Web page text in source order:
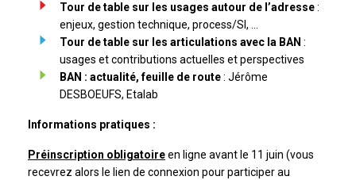
Tour de table sur les usages autour de l’adresse:
enjeux, gestion technique, process/SI, …
Tour de table sur les articulations avec la BAN :
usages et contributions actuelles et perspectives
BAN : actualité, feuille de route: Jérôme
DESBOEUFS, Etalab
Informations pratiques :
Préinscription obligatoireen ligne avant le 11 juin (vous
recevrez alors le lien de connexion pour participer au